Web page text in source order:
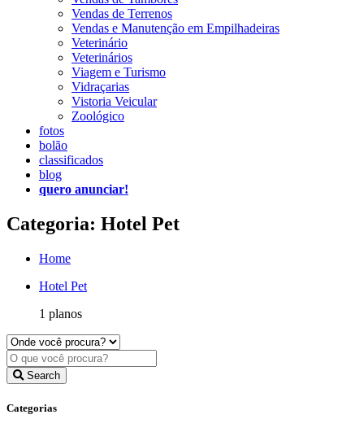
Vendas de Terrenos
Vendas e Manutenção em Empilhadeiras
Veterinário
Veterinários
Viagem e Turismo
Vidraçarias
Vistoria Veicular
Zoológico
fotos
bolão
classificados
blog
quero anunciar!
Categoria: Hotel Pet
Home
Hotel Pet
1 planos
Search
Categorias